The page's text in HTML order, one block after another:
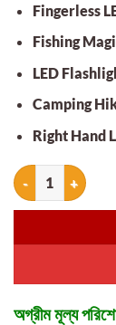
৳
Fingerless
Fishing
LED
Camping
Right Hand
Right Hand LED
অগ্রীম মূল্য